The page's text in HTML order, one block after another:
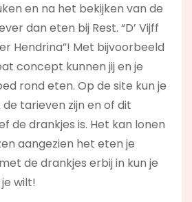
en na het bekijken van de
dan eten bij Rest. “D’ Vijff
Hendrina”! Met bijvoorbeeld
concept kunnen jij en je
rond eten. Op de site kun je
tarieven zijn en of dit
de drankjes is. Het kan lonen
aangezien het eten je
de drankjes erbij in kun je
wilt!